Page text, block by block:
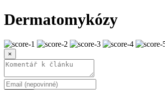
Dermatomykózy
×